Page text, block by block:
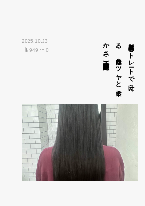
2025.10.23
949
0 髪質改善ス
ト
レ
ート
で
叶え
る
、
自然な
ツ
ヤ
と
柔ら
か
さ
(
広島市中区紙屋町)